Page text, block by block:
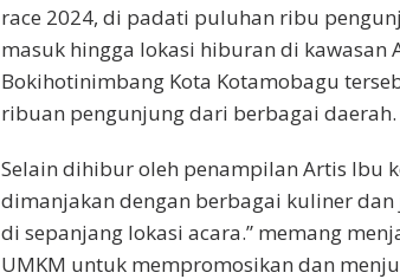
race 2024, di padati puluhan ribu
masuk hingga lokasi hiburan di kawasan
Bokihotinimbang Kota Kotamobagu
ribuan pengunjung dari berbagai daerah.
Selain dihibur oleh penampilan Artis Ibu
dimanjakan dengan berbagai kuliner dan
di sepanjang lokasi acara.” memang
UMKM untuk mempromosikan dan